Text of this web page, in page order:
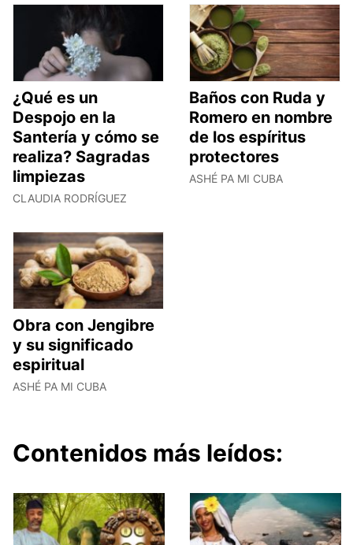
¿Qué es un
Despojo en la
Santería y cómo se
realiza? Sagradas
limpiezas
CLAUDIA RODRÍGUEZ
Baños con Ruda y
Romero en nombre
de los espíritus
protectores
ASHÉ PA MI CUBA
Obra con Jengibre
y su significado
espiritual
ASHÉ PA MI CUBA
Contenidos más leídos: